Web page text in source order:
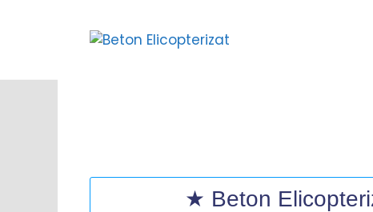
★ Beton